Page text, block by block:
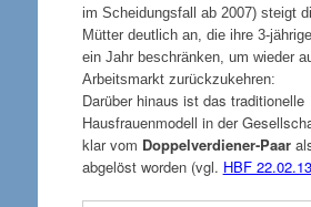
im Scheidungsfall ab 2007) steigt
Mütter deutlich an, die ihre 3-
ein Jahr beschränken, um wieder
Arbeitsmarkt zurückzukehren:
Darüber hinaus ist das traditionelle
Hausfrauenmodell in der
klar vom Doppelverdiener-Paar
abgelöst worden (vgl. HBF 22.02.13